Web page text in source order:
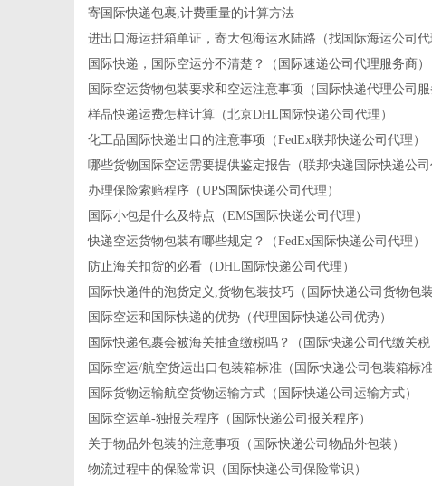
寄国际快递包裹,计费重量的计算方法
进出口海运拼箱单证，寄大包海运水陆路（找国际海运公司代
国际快递，国际空运分不清楚？（国际速递公司代理服务商）
国际空运货物包装要求和空运注意事项（国际快递代理公司服
样品快递运费怎样计算（北京DHL国际快递公司代理）
化工品国际快递出口的注意事项（FedEx联邦快递公司代理）
哪些货物国际空运需要提供鉴定报告（联邦快递国际快递公司
办理保险索赔程序（UPS国际快递公司代理）
国际小包是什么及特点（EMS国际快递公司代理）
快递空运货物包装有哪些规定？（FedEx国际快递公司代理）
防止海关扣货的必看（DHL国际快递公司代理）
国际快递件的泡货定义,货物包装技巧（国际快递公司货物包装
国际空运和国际快递的优势（代理国际快递公司优势）
国际快递包裹会被海关抽查缴税吗？（国际快递公司代缴关税
国际空运/航空货运出口包装箱标准（国际快递公司包装箱标准
国际货物运输航空货物运输方式（国际快递公司运输方式）
国际空运单-独报关程序（国际快递公司报关程序）
关于物品外包装的注意事项（国际快递公司物品外包装）
物流过程中的保险常识（国际快递公司保险常识）